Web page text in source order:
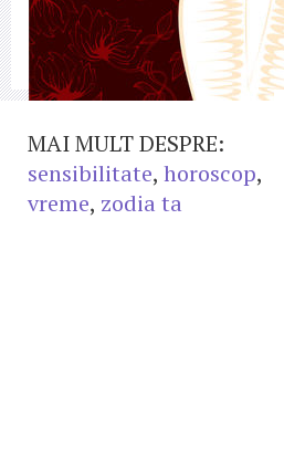
MAI MULT DESPRE:
sensibilitate, horoscop,
vreme, zodia ta